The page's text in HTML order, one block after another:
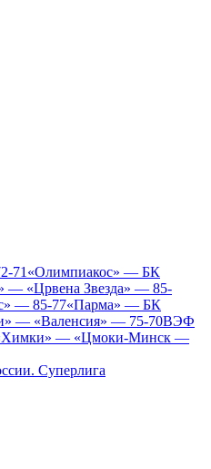
71 «Олимпиакос» — БК
— «Црвена Звезда» — 85-
— 85-77«Парма» — БК
— «Валенсия» — 75-70ВЭФ
— «Цмоки-Минск —
Суперлига